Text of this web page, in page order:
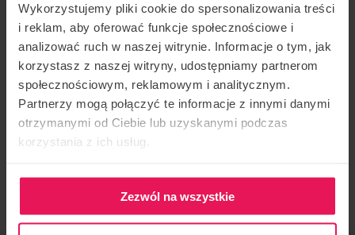
Wykorzystujemy pliki cookie do spersonalizowania treści
i reklam, aby oferować funkcje społecznościowe i
analizować ruch w naszej witrynie. Informacje o tym, jak
korzystasz z naszej witryny, udostępniamy partnerom
społecznościowym, reklamowym i analitycznym.
Partnerzy mogą połączyć te informacje z innymi danymi
otrzymanymi od Ciebie lub uzyskanymi podczas
korzystania z ich usług.
Zezwól na wszystkie
Entraîneur : Radek Meduna
Lieu : Flyspot Katowice
Date : 12-14.05.2023
Camp organisé cycliquement par le coach Radek
exceptionnellement au Flyspot Katowice